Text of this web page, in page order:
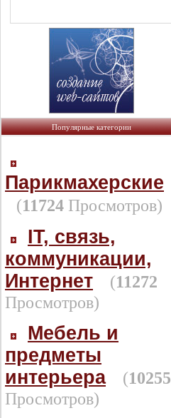
Популярные категории
Парикмахерские
(11724 Просмотров)
IT, связь,
коммуникации,
Интернет
(11272
Просмотров)
Мебель и
предметы
интерьера
(10255
Просмотров)